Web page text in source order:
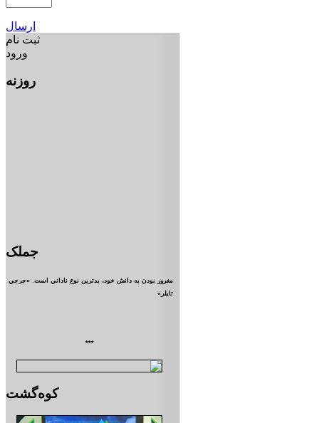
ارسال
ثبت نام
ورود
روزنه
جملک
مغرور بودن به دانش خود، بدترين نوع ناداني است. «جرجي
تايلر»
***
کوه‌گشت